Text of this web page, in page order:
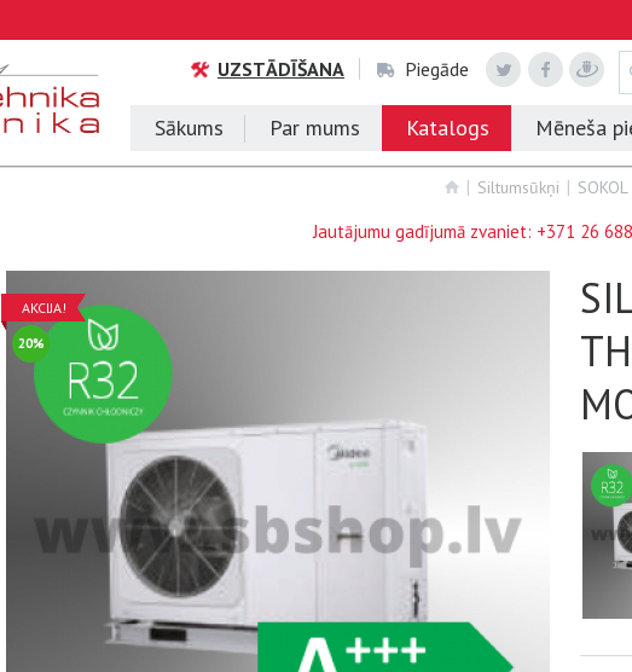
UZSTĀDĪŠANA Piegāde
Sākums Par mums Katalogs Mēneša
Siltumsūkņi
Jautājumu gadījumā zvaniet: +371 26
AKCIJA!
20%